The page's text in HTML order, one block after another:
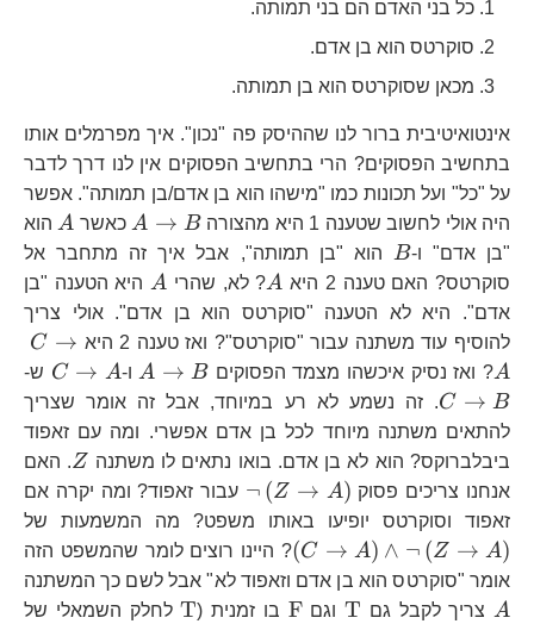
כל בני האדם הם בני תמותה.
סוקרטס הוא בן אדם.
מכאן שסוקרטס הוא בן תמותה.
אינטואיטיבית ברור לנו שההיסק פה "נכון". איך מפרמלים אותו
בתחשיב הפסוקים? הרי בתחשיב הפסוקים אין לנו דרך לדבר
על "כל" ועל תכונות כמו "מישהו הוא בן אדם/בן תמותה". אפשר
היה אולי לחשוב שטענה 1 היא מהצורה
A\to
B
A → B כאשר A
A הוא
"בן אדם" ו-
B B הוא "בן תמותה", אבל איך זה מתחבר אל
סוקרטס? האם טענה 2 היא
A
A? לא, שהרי A
A היא הטענה "בן
אדם". היא לא הטענה "סוקרטס הוא בן אדם". אולי צריך
להוסיף עוד משתנה עבור "סוקרטס"? ואז טענה 2 היא
A
C →
A? ואז נסיק איכשהו מצמד הפסוקים
A\to
B
A → B ו-
C\to
A
C → A ש-
C → B
. זה נשמע לא רע במיוחד, אבל זה אומר שצריך
להתאים משתנה מיוחד לכל בן אדם אפשרי. ומה עם זאפוד
ביבלברוקס? הוא לא בן אדם. בואו נתאים לו משתנה
Z
Z. האם
אנחנו צריכים פסוק\neg\left(Z\to
A\right)
¬ (Z → A)
עבור זאפוד? ומה יקרה אם
זאפוד וסוקרטס יופיעו באותו משפט? מה המשמעות של
(C → A) ∧ ¬ (Z → A)
? היינו רוצים לומר שהמשפט הזה
אומר "סוקרטס הוא בן אדם וזאפוד לא" אבל לשם כך המשתנה
A צריך לקבל גם \text{T} T וגם
\text{F}
F בו זמנית ( \text{T}
Tלחלק השמאלי של